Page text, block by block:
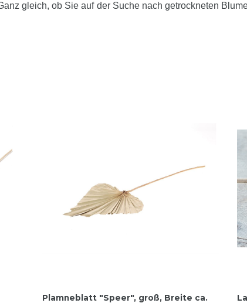
gleich, ob Sie auf der Suche nach getrockneten
Plamneblatt "Speer", groß, Breite ca.